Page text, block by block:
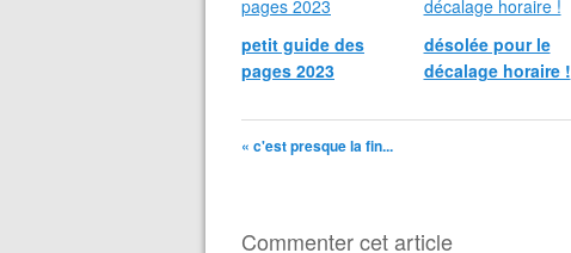
petit guide des
pages 2023
désolée pour le
décalage horaire !
« c'est presque la fin...
Commenter cet article